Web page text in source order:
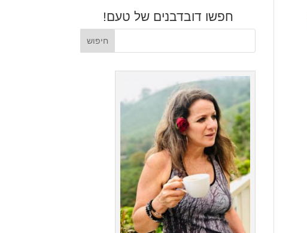
חפשו דובדבנים של טעם!